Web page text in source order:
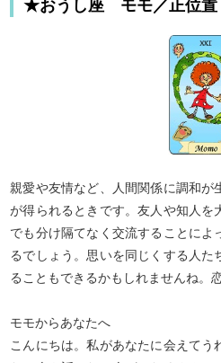
★おうし座 モモ／正位置
親愛や友情など、人間関係に調和が
が得られるときです。友人や知人を
でも分け隔てなく交流することによ
るでしょう。思いを同じくする人た
ることもできるかもしれませんね。
モモからあなたへ
こんにちは。私があなたに会えて